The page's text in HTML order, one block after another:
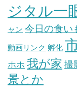
ジタル一
ャン 今日の食い
動画リンク 孵化
ホホ 我が家 撮
景とか